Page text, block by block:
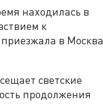
находилась в
к
в Москва
светские
продолжения